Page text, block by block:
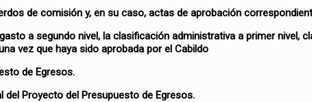
de comisión y, en su caso, actas de aprobación
a segundo nivel, la clasificación administrativa a primer
vez que haya sido aprobada por el Cabildo
de Egresos.
del Proyecto del Presupuesto de Egresos.